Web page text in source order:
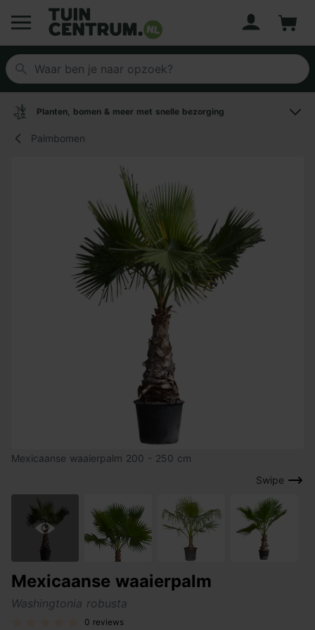
Logo Tuincentrum.nl
Planten, bomen & meer met snelle bezorging
Palmbomen
Swipe
Mexicaanse waaierpalm 200 - 250 cm
Mexicaanse waaierpalm
Washingtonia robusta
0 reviews